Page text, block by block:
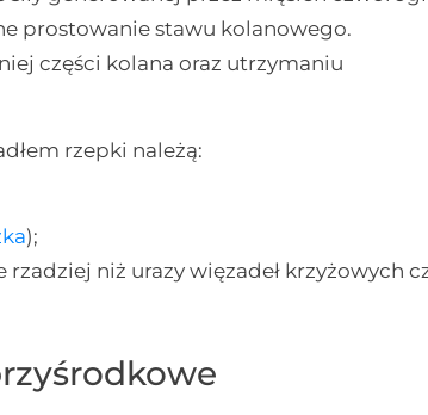
prostowanie stawu kolanowego.
części kolana oraz utrzymaniu
rzepki należą:
);
niż urazy więzadeł krzyżowych